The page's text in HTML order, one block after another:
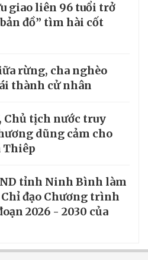
giao liên 96 tuổi trở
đồ” tìm hài cốt
rừng, cha nghèo
thành cử nhân
Chủ tịch nước truy
dũng cảm cho
Thiêp
tỉnh Ninh Bình làm
đạo Chương trình
2026 - 2030 của